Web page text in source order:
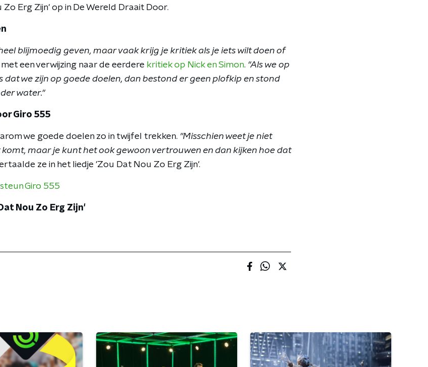
Erg Zijn' op in De Wereld Draait Door.
blijmoedig geven, maar vaak krijg je kritiek als je iets wilt doen of
een verwijzing naar de eerdere kritiek op Nick en Simon. "Als we op
dat we zijn op goede doelen, dan bestond er geen plofkip en stond
water."
Giro 555
we goede doelen zo in twijfel trekken. "Misschien weet je niet
maar je kunt het ook gewoon vertrouwen en dan kijken hoe dat
ze in het liedje 'Zou Dat Nou Zo Erg Zijn'.
Giro 555
Nou Zo Erg Zijn'